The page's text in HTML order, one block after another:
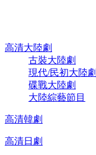
高清大陸劇
古裝大陸劇
現代/民初大陸劇
碟戰大陸劇
大陸綜藝節目
高清韓劇
高清日劇